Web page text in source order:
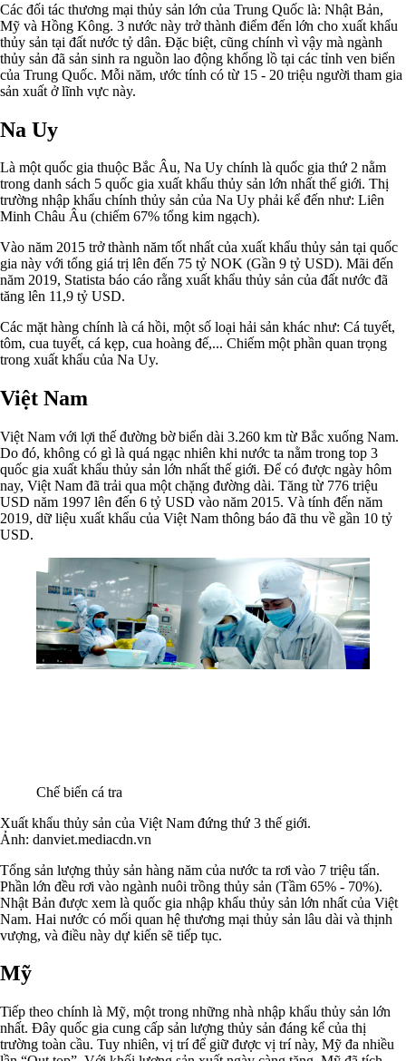
Các đối tác thương mại thủy sản lớn của Trung Quốc là: Nhật Bản,
Mỹ và Hồng Kông. 3 nước này trở thành điểm đến lớn cho xuất khẩu
thủy sản tại đất nước tỷ dân. Đặc biệt, cũng chính vì vậy mà ngành
thủy sản đã sản sinh ra nguồn lao động khổng lồ tại các tỉnh ven biển
của Trung Quốc. Mỗi năm, ước tính có từ 15 - 20 triệu người tham gia
sản xuất ở lĩnh vực này.
Na Uy
Là một quốc gia thuộc Bắc Âu, Na Uy chính là quốc gia thứ 2 nằm
trong danh sách 5 quốc gia xuất khẩu thủy sản lớn nhất thế giới. Thị
trường nhập khẩu chính thủy sản của Na Uy phải kể đến như: Liên
Minh Châu Âu (chiếm 67% tổng kim ngạch).
Vào năm 2015 trở thành năm tốt nhất của xuất khẩu thủy sản tại quốc
gia này với tổng giá trị lên đến 75 tỷ NOK (Gần 9 tỷ USD). Mãi đến
năm 2019, Statista báo cáo rằng xuất khẩu thủy sản của đất nước đã
tăng lên 11,9 tỷ USD.
Các mặt hàng chính là cá hồi, một số loại hải sản khác như: Cá tuyết,
tôm, cua tuyết, cá kẹp, cua hoàng đế,... Chiếm một phần quan trọng
trong xuất khẩu của Na Uy.
Việt Nam
Việt Nam với lợi thế đường bờ biển dài 3.260 km từ Bắc xuống Nam.
Do đó, không có gì là quá ngạc nhiên khi nước ta nằm trong top 3
quốc gia xuất khẩu thủy sản lớn nhất thế giới. Để có được ngày hôm
nay, Việt Nam đã trải qua một chặng đường dài. Tăng từ 776 triệu
USD năm 1997 lên đến 6 tỷ USD vào năm 2015. Và tính đến năm
2019, dữ liệu xuất khẩu của Việt Nam thông báo đã thu về gần 10 tỷ
USD.
Chế biến cá tra
Xuất khẩu thủy sản của Việt Nam đứng thứ 3 thế giới.
Ảnh: danviet.mediacdn.vn
Tổng sản lượng thủy sản hàng năm của nước ta rơi vào 7 triệu tấn.
Phần lớn đều rơi vào ngành nuôi trồng thủy sản (Tầm 65% - 70%).
Nhật Bản được xem là quốc gia nhập khẩu thủy sản lớn nhất của Việt
Nam. Hai nước có mối quan hệ thương mại thủy sản lâu dài và thịnh
vượng, và điều này dự kiến sẽ tiếp tục.
Mỹ
Tiếp theo chính là Mỹ, một trong những nhà nhập khẩu thủy sản lớn
nhất. Đây quốc gia cung cấp sản lượng thủy sản đáng kể của thị
trường toàn cầu. Tuy nhiên, vị trí để giữ được vị trí này, Mỹ đa nhiều